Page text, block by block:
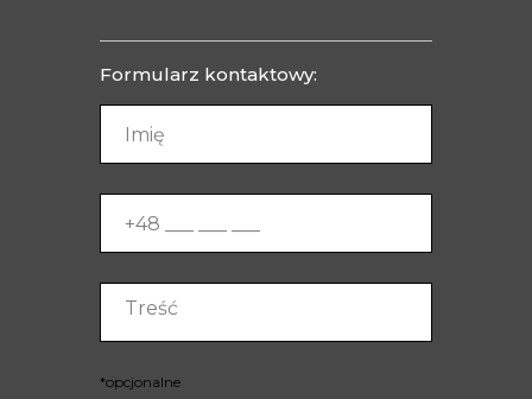
Formularz kontaktowy:
*opcjonalne